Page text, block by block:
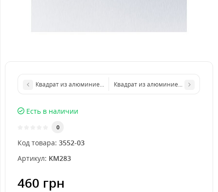
Квадрат из алюминиевого листа 250х250 мм размер толщина
Квадрат из алюминиевого листа
Есть в наличии
0
Код товара: 3552-03
Артикул: KM283
460 грн